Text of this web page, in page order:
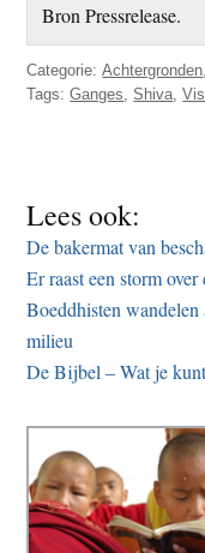
Bron Pressrelease.
Categorie:Achtergronden
Tags:Ganges,Shiva,
Lees ook:
De bakermat van
Er raast een storm
Boeddhisten
milieu
De Bijbel – Wat je